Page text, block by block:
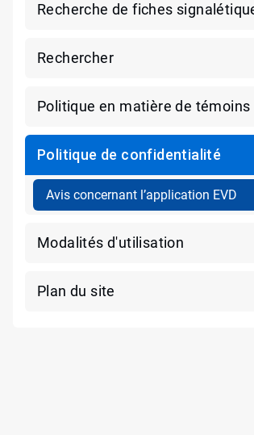
Recherche de fiches
Rechercher
Politique en matière de témoins
Politique de confidentialité
Avis concernant l’application EVD
Modalités d'utilisation
Plan du site